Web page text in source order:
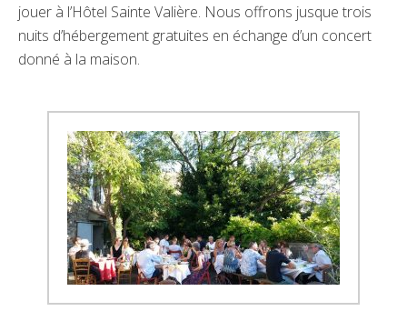
jouer à l’Hôtel Sainte Valière. Nous offrons jusque trois
nuits d’hébergement gratuites en échange d’un concert
donné à la maison.